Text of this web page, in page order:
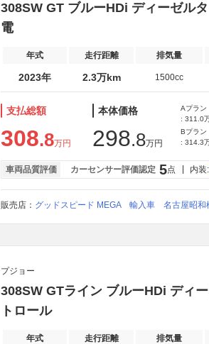
308SW GT ブルーHDi ディーゼル
電
年式 走行距離 排気量
2023年 2.3万km 1500cc
支払総額
308.8万円
本体価格
298.8万円
Aプラン
: 311.0
Bプラン
: 314.3
車両品質評価 カーセンサー評価認定 5点 内装:
販売店： グッドスピード MEGA 輸入車 名古屋昭和
プジョー
308SW GTライン ブルーHDi ディ
トロール
年式 走行距離 排気量